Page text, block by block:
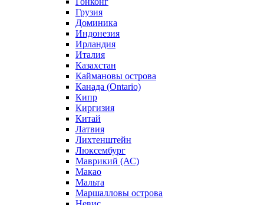
Грузия
Доминика
Индонезия
Ирландия
Италия
Казахстан
Каймановы острова
Канада (Ontario)
Кипр
Киргизия
Китай
Латвия
Лихтенштейн
Люксембург
Маврикий (АС)
Макао
Мальта
Маршалловы острова